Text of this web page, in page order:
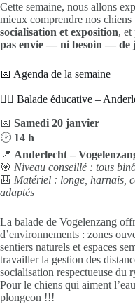
Cette semaine, nous allons
mieux comprendre nos chiens
socialisation et exposition, et
pas envie — ni besoin — de
📅 Agenda de la semaine
🚶‍♂️ Balade éducative –
📅 Samedi 20 janvier
🕑 14 h
📍 Anderlecht –
🎯 Niveau conseillé : tous
🎒 Matériel : longe, harnais,
adaptés
La balade de Vogelenzang
d’environnements : zones
sentiers naturels et espaces
travailler la gestion des
socialisation respectueuse du
Pour le chiens qui aiment
plongeon !!!